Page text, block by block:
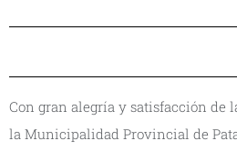
Con gran alegría y satisfacción de
la Municipalidad Provincial de